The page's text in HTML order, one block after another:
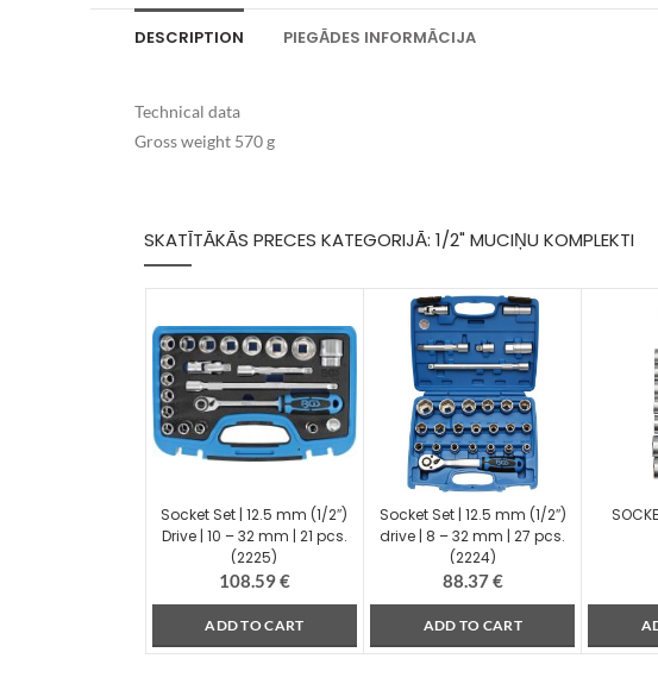
DESCRIPTION PIEGĀDES INFORMĀCIJA
Technical data
Gross weight 570 g
SKATĪTĀKĀS PRECES KATEGORIJĀ: 1/2" MUCIŅU KOMPLEKTI
Socket Set | 12.5 mm (1/2″)
Drive | 10 – 32 mm | 21 pcs.
(2225)
108.59€
ADD TO CART
Socket Set | 12.5 mm (1/2″)
drive | 8 – 32 mm | 27 pcs.
(2224)
88.37€
ADD TO CART